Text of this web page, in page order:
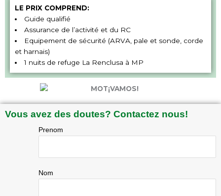
LE PRIX COMPREND:
Guide qualifié
Assurance de l’activité et du RC
Equipement de sécurité (ARVA, pale et sonde, corde
et harnais)
1 nuits de refuge La Renclusa à MP
Vous avez des doutes? Contactez nous!
Prenom
Nom